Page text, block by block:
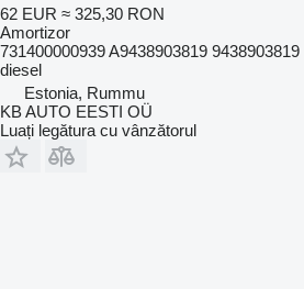
62 EUR ≈ 325,30 RON
Amortizor
731400000939 A9438903819 9438903819
diesel
Estonia, Rummu
KB AUTO EESTI OÜ
Luați legătura cu vânzătorul